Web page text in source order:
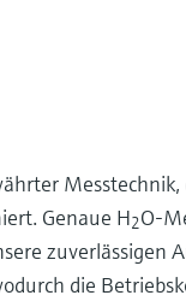
Genaue H2O-
zuverlässigen
die